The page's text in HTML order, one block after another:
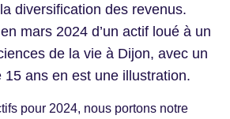
diversification des revenus.
mars 2024 d’un actif loué à un
de la vie à Dijon, avec un
15 ans en est une illustration.
pour 2024, nous portons notre